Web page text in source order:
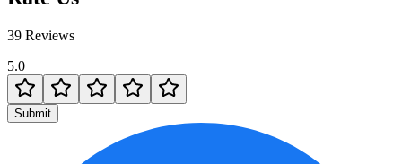
39 Reviews
5.0
Submit